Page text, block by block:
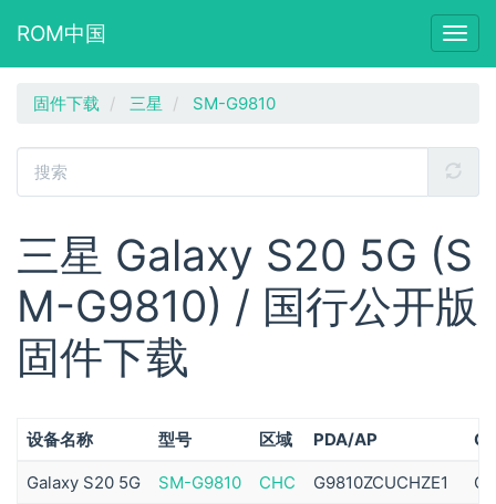
ROM中国
固件下载 三星 SM-G9810
三星 Galaxy S20 5G (S
M-G9810) / 国行公开版
固件下载
设备名称 型号 区域 PDA/AP
Galaxy S20 5G SM-G9810 CHC G9810ZCUCHZE1